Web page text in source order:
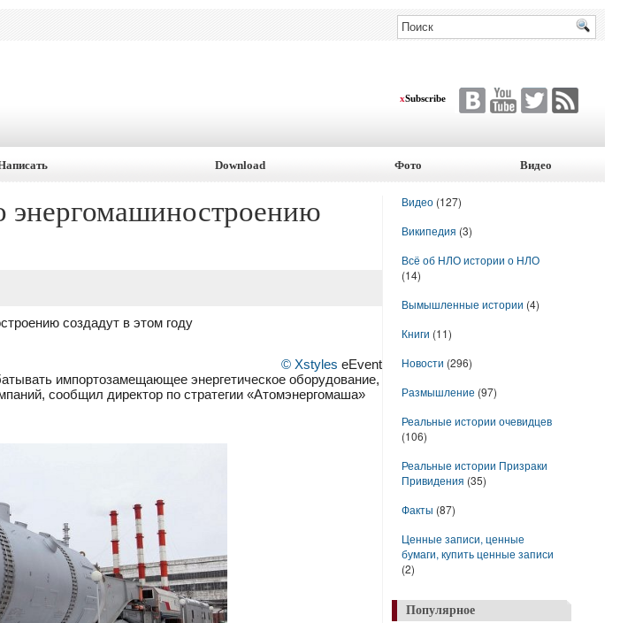
xSubscribe
Download Фото Видео
энергомашиностроению
создадут в этом году
© Xstyles eEvent
импортозамещающее энергетическое оборудование,
сообщил директор по стратегии «Атомэнергомаша»
Видео (127)
Википедия (3)
Всё об НЛО истории о НЛО
(14)
Вымышленные истории (4)
Книги (11)
Новости (296)
Размышление (97)
Реальные истории очевидцев
(106)
Реальные истории Призраки
Привидения (35)
Факты (87)
Ценные записи, ценные
бумаги, купить ценные записи
(2)
Популярное